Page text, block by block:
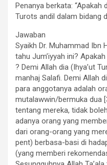
Penanya berkata: “Apakah
Turots andil dalam bidang
Jawaban
Syaikh Dr. Muhammad Ibn
tahu Jum’iyyah ini?
? Demi Allah dia (Ihya’ut
manhaj Salafi. Demi Allah
para anggotanya adalah
mutalawwin/bermuka dua
tentang mereka, tidak
adanya orang yang
dari orang-orang yang
pent) berbasa-basi di
(yang memberi